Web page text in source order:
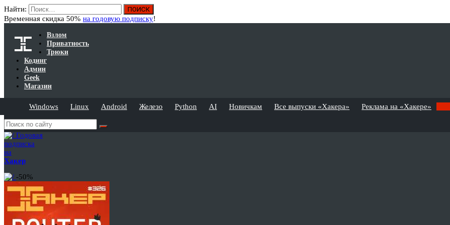
Найти:
Временная скидка 50% на годовую подписку!
Взлом
Приватность
Трюки
Кодинг
Админ
Geek
Магазин
Windows Linux Android Железо Python AI Новичкам Все выпуски «Хакера» Реклама на «Хакере»
Годовая
подписка
на
Хакер
-50%